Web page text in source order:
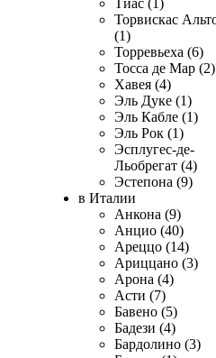
Тиас (1)
Торвискас
(1)
Торревьеха (6)
Тосса де Мар (2)
Хавея (4)
Эль Дуке (1)
Эль Кабле (1)
Эль Рок (1)
Эсплугес-де-
Льобрегат (4)
Эстепона (9)
в Италии
Анкона (9)
Анцио (40)
Ареццо (14)
Ариццано (3)
Арона (4)
Асти (7)
Бавено (5)
Бадези (4)
Бардолино (3)